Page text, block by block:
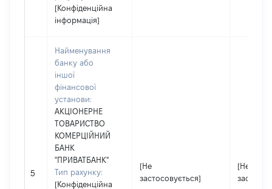
[Конфіденційна
інформація]
5
Найменування
банку або
іншої
фінансової
установи:
АКЦІОНЕРНЕ
ТОВАРИСТВО
КОМЕРЦІЙНИЙ
БАНК
"ПРИВАТБАНК"
Тип рахунку:
[Конфіденційна
[Не
застосовується]
[Не